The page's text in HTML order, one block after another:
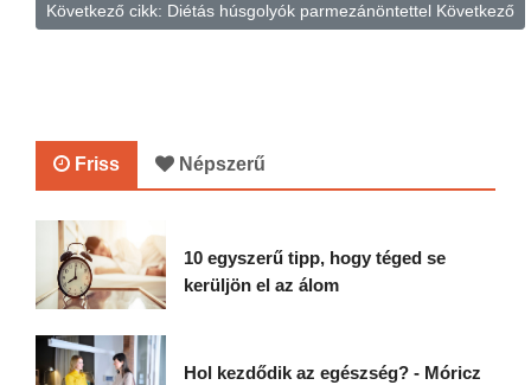
Következő cikk: Diétás húsgolyók parmezánöntettel Következő
Friss Népszerű
10 egyszerű tipp, hogy téged se
kerüljön el az álom
Hol kezdődik az egészség? - Móricz